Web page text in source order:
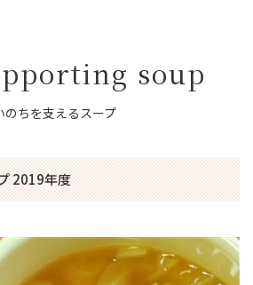
soup
のちを支えるスープ
2019年度